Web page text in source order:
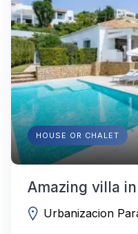
HOUSE OR CHALET
Amazing villa
Urbanizacion